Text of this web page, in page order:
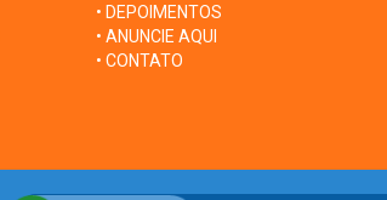
• DEPOIMENTOS
• ANUNCIE AQUI
• CONTATO